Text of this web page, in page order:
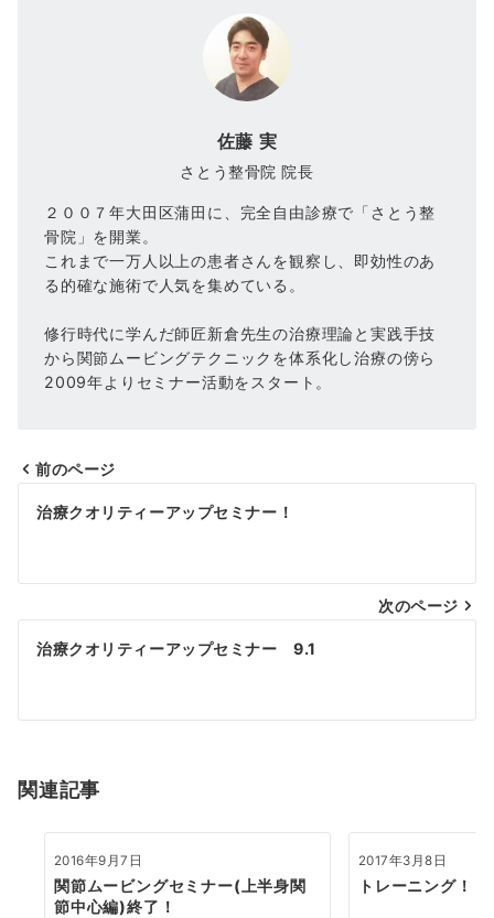
佐藤 実
さとう整骨院 院長
２００７年大田区蒲田に、完全自由診療で「さとう整
骨院」を開業。
これまで一万人以上の患者さんを観察し、即効性のあ
る的確な施術で人気を集めている。
修行時代に学んだ師匠新倉先生の治療理論と実践手技
から関節ムービングテクニックを体系化し治療の傍ら
2009年よりセミナー活動をスタート。
投
ビ
ゲ
シ
ン
前のページ
治療クオリティーアップセミナー！
次のページ
治療クオリティーアップセミナー 9.1
関連記事
2016年9月7日
関節ムービングセミナー(上半身関
節中心編)終了！
2017年3月8日
トレーニング！